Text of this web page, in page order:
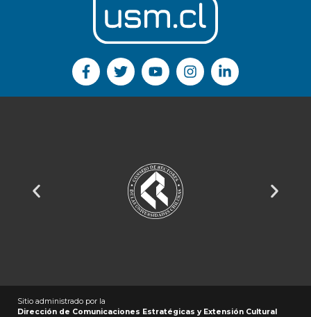
Sitio administrado por la
Dirección de Comunicaciones Estratégicas y Extensión Cultural